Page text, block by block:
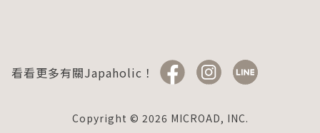
看看更多有關Japaholic！
Copyright © 2026 MICROAD, INC.